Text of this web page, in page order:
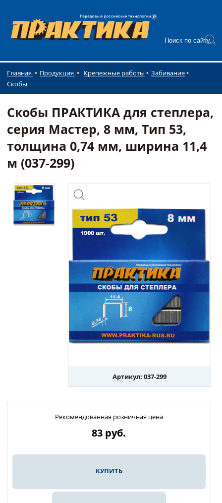
Главная Продукция Крепежные работы
Забивание
Скобы
Скобы ПРАКТИКА для степлера,
серия Мастер, 8 мм, Тип 53,
толщина 0,74 мм, ширина 11,4
м (037-299)
Артикул: 037-299
Рекомендованная розничная цена
83 руб.
КУПИТЬ